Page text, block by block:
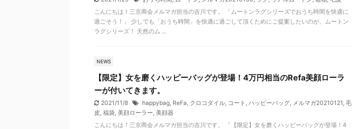
こんにちは！三京商会メルマガ担当の吉川です。 「ムートンラグシリーズでおうち時間を快適に
過ごそう！」 少しでも「おうち時間」を快適に過ごして頂くためにご提案したいのが、ムートン
ラグシリーズ！ 天然のム ...
NEWS
【限定】女を磨くハッピーバッグが登場！4万円相当のRefa美顔ローラ
ーが付いてきます。
2021/11/8 happybag, ReFa, クロコダイル, コート , ハッピーバッグ, メルマガ20210121, 毛
皮, 福袋, 美顔ローラー, 美顔器
こんにちは！三京商会メルマガ担当の吉川です。 「【限定】女を磨くハッピーバッグが登場！4